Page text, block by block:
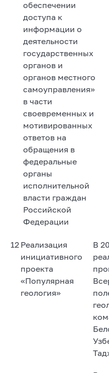
обеспечении
доступа к
информации о
деятельности
государственных
органов и
органов местного
самоуправления»
в части
своевременных и
мотивированных
ответов на
обращения в
федеральные
органы
исполнительной
власти граждан
Российской
Федерации
12 Реализация
инициативного
проекта
«Популярная
геология»
В